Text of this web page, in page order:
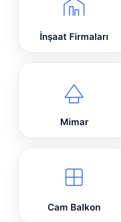
İnşaat Firmaları
Mimar
Cam Balkon